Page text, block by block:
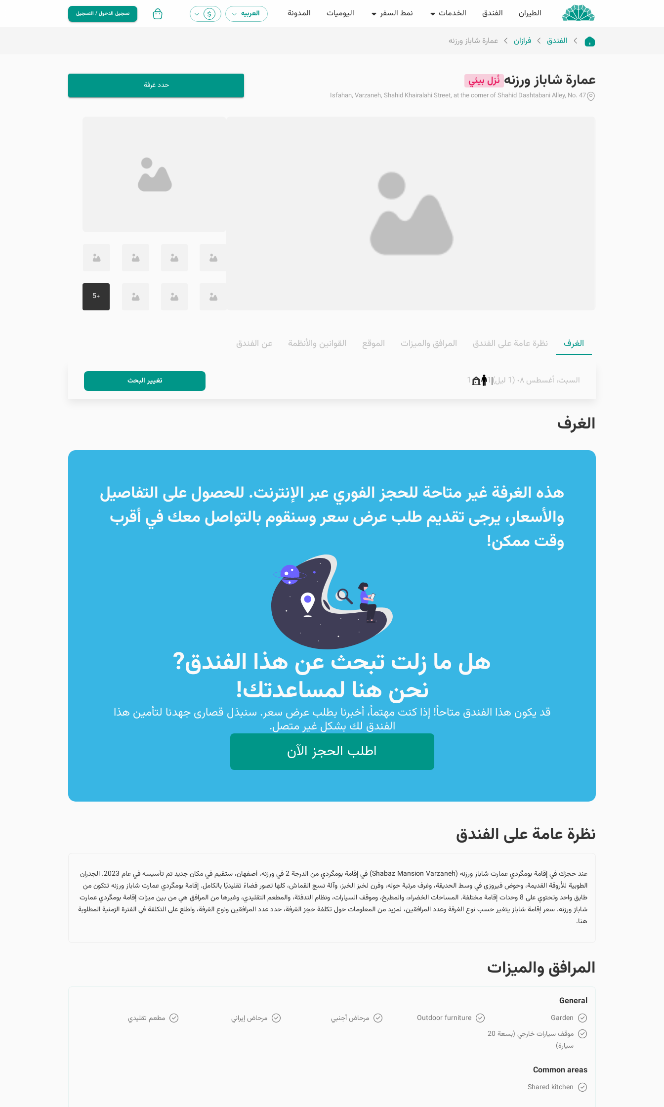
الطيران الفندق الخدمات نمط السفر اليوميات المدونة العربیه تسجيل الدخول / التسجيل
الفندق فرازان عمارة شاباز ورزنه
عمارة شاباز ورزنه نُزل بيئي
Isfahan, Varzaneh, Shahid Khairalahi Street, at the corner of Shahid Dashtabani Alley, No. 47
حدد غرفة
+
5
الغرف نظرة عامة على الفندق المرافق والمیزات الموقع القوانین والأنظمة عن الفندق
السبت، أغسطس ٠٨ (1 ليل) 1
1 تغيير البحث
الغرف
هذه الغرفة غير متاحة للحجز الفوري عبر الإنترنت. للحصول على التفاصيل
والأسعار، يرجى تقديم طلب عرض سعر وسنقوم بالتواصل معك في أقرب
وقت ممكن!
هل ما زلت تبحث عن هذا الفندق?
نحن هنا لمساعدتك!
قد يكون هذا الفندق متاحاً! إذا كنت مهتماً، أخبرنا بطلب عرض سعر. سنبذل قصارى جهدنا لتأمين هذا
الفندق لك بشكل غير متصل.
اطلب الحجز الآن
نظرة عامة على الفندق
عند حجزك في إقامة بومگردي عمارت شاباز ورزنه (Shabaz Mansion Varzaneh) في إقامة بومگردي من الدرجة 2 في ورزنه، أصفهان، ستقيم في مكان جديد تم تأسيسه في عام 2023. الجدران
الطوبية للأروقة القديمة، وحوض فيروزى في وسط الحديقة، وغرف مرتبة حوله، وفرن لخبز الخبز، وآلة نسج القماش، كلها تصور فضاءً تقليديًا بالكامل. إقامة بومگردي عمارت شاباز ورزنه تتكون من
طابق واحد وتحتوي على 8 وحدات إقامة مختلفة. المساحات الخضراء، والمطبخ، وموقف السيارات، ونظام التدفئة، والمطعم التقليدي، وغيرها من المرافق هي من بين ميزات إقامة بومگردي عمارت
شاباز ورزنه. سعر إقامة شاباز يتغير حسب نوع الغرفة وعدد المرافقين، لمزيد من المعلومات حول تكلفة حجز الغرفة، حدد عدد المرافقين ونوع الغرفة، واطلع على التكلفة في الفترة الزمنية المطلوبة
هنا.
المرافق والمیزات
General
Garden
Outdoor furniture مرحاض أجنبي مرحاض إيراني
مطعم تقليدي
موقف سيارات خارجي (بسعة 20
سيارة)
Common areas
Shared kitchen